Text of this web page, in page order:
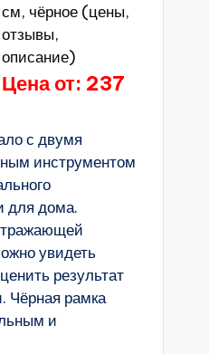
см, чёрное (цены,
отзывы,
описание)
Цена от: 237
с двумя
инструментом
для дома.
увидеть
результат
Чёрная рамка
и